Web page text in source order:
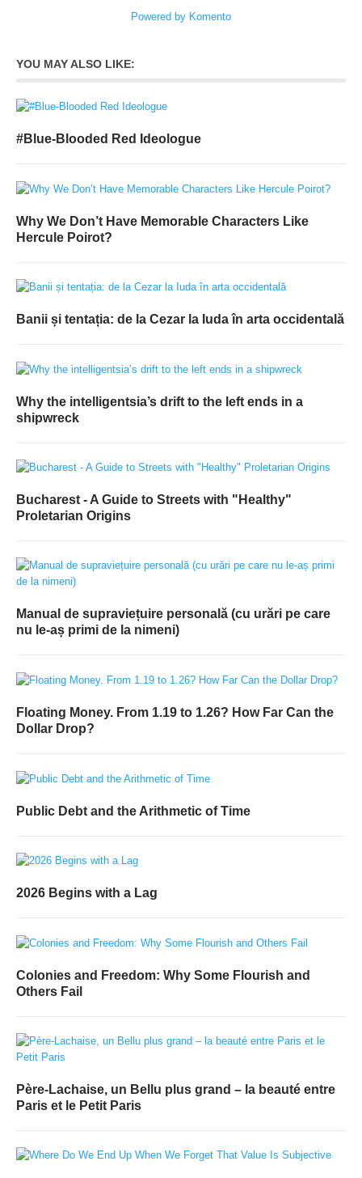
Powered by Komento
YOU MAY ALSO LIKE:
#Blue-Blooded Red Ideologue
Why We Don’t Have Memorable Characters Like
Hercule Poirot?
Banii și tentația: de la Cezar la Iuda în arta occidentală
Why the intelligentsia’s drift to the left ends in a
shipwreck
Bucharest - A Guide to Streets with "Healthy"
Proletarian Origins
Manual de supraviețuire personală (cu urări pe care
nu le-aș primi de la nimeni)
Floating Money. From 1.19 to 1.26? How Far Can the
Dollar Drop?
Public Debt and the Arithmetic of Time
2026 Begins with a Lag
Colonies and Freedom: Why Some Flourish and
Others Fail
Père-Lachaise, un Bellu plus grand – la beauté entre
Paris et le Petit Paris